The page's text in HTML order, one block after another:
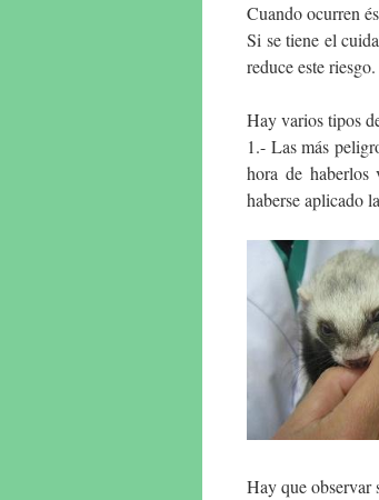
Cuando ocurren
Si se tiene el
reduce este riesgo.
Hay varios tipos
1.- Las más
hora de
haberse aplicado
Hay que observar